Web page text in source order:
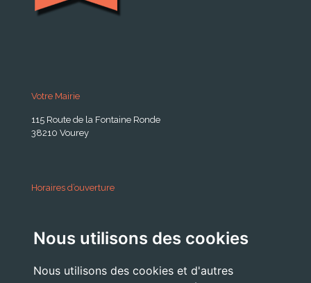
Nous utilisons des cookies
Nous utilisons des cookies et d'autres
Votre Mairie
115 Route de la Fontaine Ronde
38210 Vourey
Horaires d’ouverture
Lundi . Mardi : 10h 12h /16h 18h30